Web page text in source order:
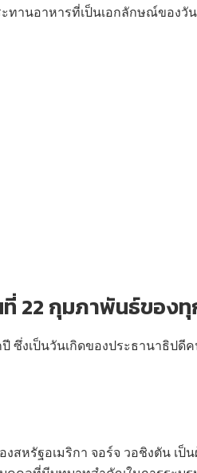
ทานอาหารที่เป็นเอกลักษณ์ของวั
22 กุมภาพันธ์ของ
ซึ่งเป็นวันเกิดของประธานาธิปดี
สหรัฐอเมริกา จอร์จ วอชิงตัน เป็